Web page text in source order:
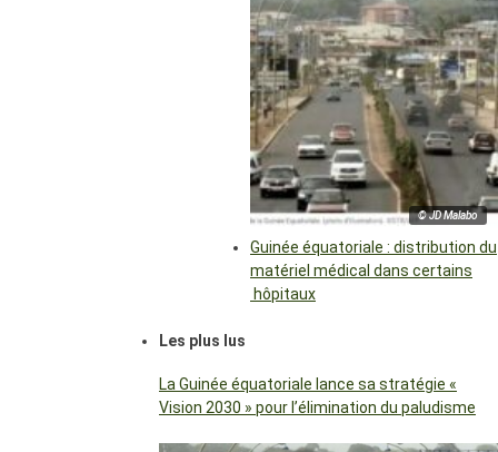
© JD Malabo
Guinée équatoriale : distribution du
matériel médical dans certains
hôpitaux
Les plus lus
La Guinée équatoriale lance sa stratégie «
Vision 2030 » pour l’élimination du paludisme